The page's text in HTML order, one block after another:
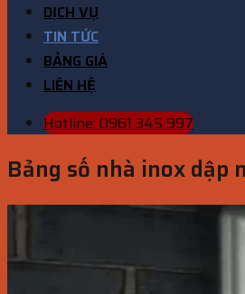
DỊCH VỤ
TIN TỨC
BẢNG GIÁ
LIÊN HỆ
Hotline: 0961 345 997
Bảng số nhà inox dập